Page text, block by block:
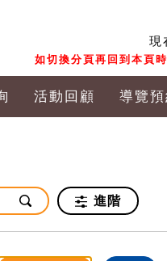
現
如切換分頁再回到本頁
活動回顧 導覽預
進階